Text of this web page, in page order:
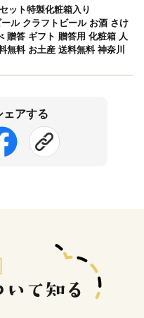
ット特製化粧箱入り
ル クラフトビール お酒 さけ
贈答 ギフト 贈答用 化粧箱 人
無料 お土産 送料無料 神奈川
ェアする